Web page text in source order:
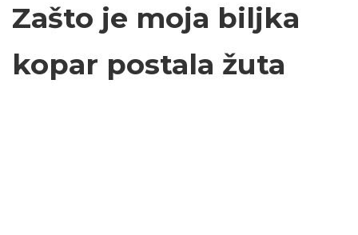
Zašto je moja biljka
kopar postala žuta